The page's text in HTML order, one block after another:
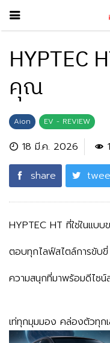
HYPTEC
คุณ
Aion EV - REVIEW
18 มี.ค. 2026
share
HYPTEC HT ที่ใช่ในแบ
ตอบทุกไลฟ์สไตล์การขับขี่
ความสนุกที่มาพร้อมดีไซน์
เท่ทุกมุมมอง คล่องตัวทุก